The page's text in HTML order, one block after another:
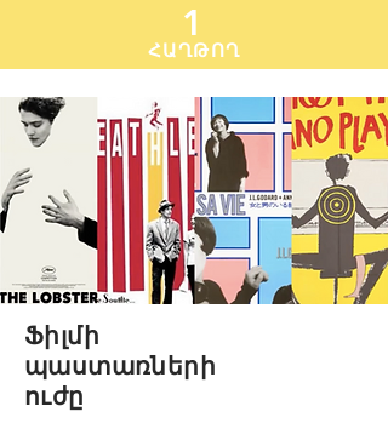
1
ՀԱՂԹՈՂ
Ֆիլմի
պաստառների
ուժը